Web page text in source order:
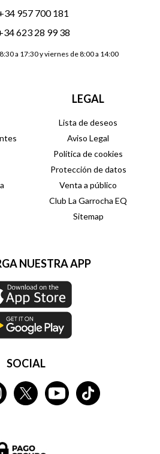
957 700 181
623 28 99 38
a 17:30 y viernes de 8:00 a 14:00
LEGAL
Lista de deseos
Aviso Legal
Política de cookies
Protección de datos
Venta a público
Club La Garrocha EQ
Sitemap
NUESTRA APP
SOCIAL